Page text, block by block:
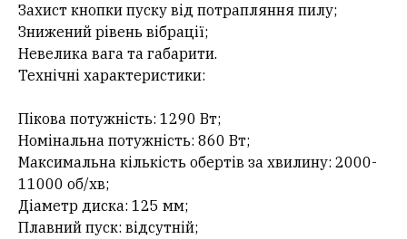
Захист кнопки пуску від потрапляння пилу;
Знижений рівень вібрації;
Невелика вага та габарити.
Технічні характеристики:
Пікова потужність: 1290 Вт;
Номінальна потужність: 860 Вт;
Максимальна кількість обертів за хвилину: 2000-
11000 об/хв;
Діаметр диска: 125 мм;
Плавний пуск: відсутній;